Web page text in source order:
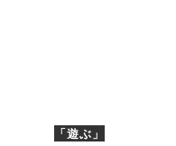
「遊ぶ」